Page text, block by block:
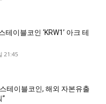
테이블코인 ‘KRW1’ 아크 테
21:45
테이블코인, 해외 자본유출